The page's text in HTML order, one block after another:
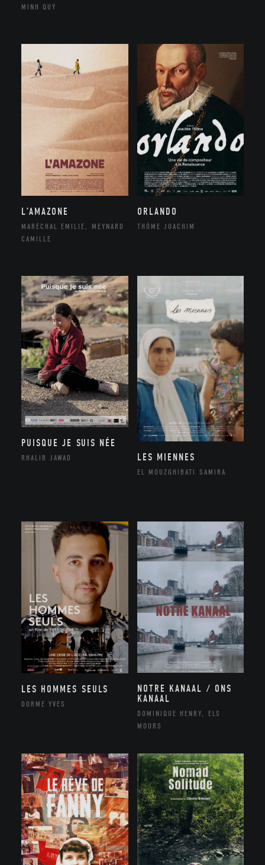
MINH QUÝ
L’AMAZONE
MARÉCHAL EMILIE, MEYNARD
CAMILLE
ORLANDO
THÔME JOACHIM
PUISQUE JE SUIS NÉE
RHALIB JAWAD LES MIENNES
EL MOUZGHIBATI SAMIRA
LES HOMMES SEULS
DORME YVES
NOTRE KANAAL / ONS
KANAAL
DOMINIQUE HENRY, ELS
MOORS